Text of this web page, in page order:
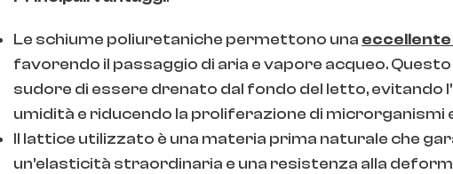
Le schiume poliuretaniche permettono una
favorendo il passaggio di aria e vapore acqueo.
sudore di essere drenato dal fondo del letto, evitando
umidità e riducendo la proliferazione di microrganismi
Il lattice utilizzato è una materia prima naturale che
un'elasticità straordinaria e una resistenza alla